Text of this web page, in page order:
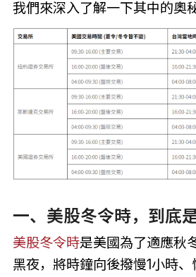
我們來深入了解一下其中的奧秘
一、美股冬令時，到底
美股冬令時是美國為了適應秋
黑夜，將時鐘向後撥慢1小時